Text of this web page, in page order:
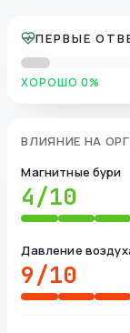
ПЕРВЫЕ
ХОРОШО 0%
ВЛИЯНИЕ НА
Магнитные бури
4/10
Давление
9/10